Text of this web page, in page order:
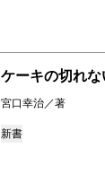
ケーキの切れ
宮口幸治／著
新書